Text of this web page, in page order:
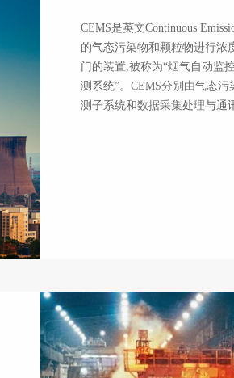
CEMS是英文Continuous
的气态污染物和颗粒物进行浓
门的装置,被称为“烟气自动监
测系统”。CEMS分别由气态
测子系统和数据采集处理与通
View More